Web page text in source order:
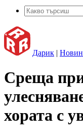
Дарик |
Среща
хората с